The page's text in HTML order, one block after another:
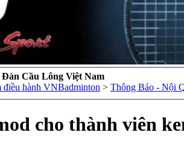
Cầu Lông Việt Nam
điều hành VNBadminton > Thông Báo - Nội
cho thành viên